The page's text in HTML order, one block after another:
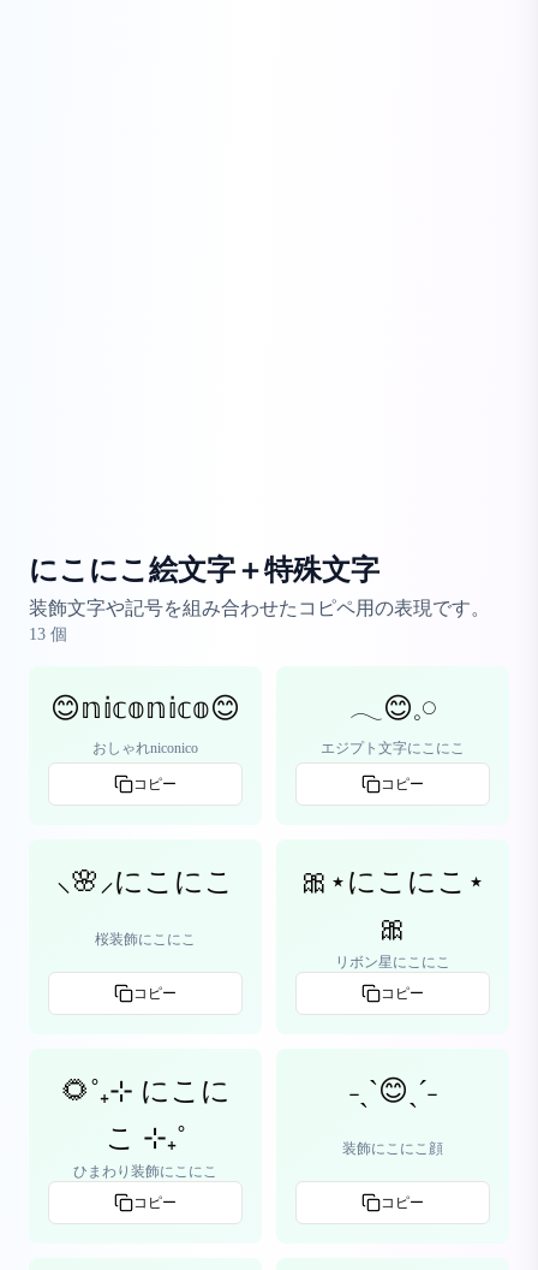
にこにこ絵文字＋特殊文字
装飾文字や記号を組み合わせたコピペ用の表現です。
13 個
😊𝕟𝕚𝕔𝕠𝕟𝕚𝕔𝕠😊
おしゃれniconico
コピー
𓂃😊𓈒𓏸
エジプト文字にこにこ
コピー
⸜🌸⸝‍にこにこ
桜装飾にこにこ
コピー
🎀⋆にこにこ⋆
🎀
リボン星にこにこ
コピー
🌻˚₊⊹ にこに
こ ⊹₊˚
ひまわり装飾にこにこ
コピー
˗ˏˋ😊ˎˊ˗
装飾にこにこ顔
コピー